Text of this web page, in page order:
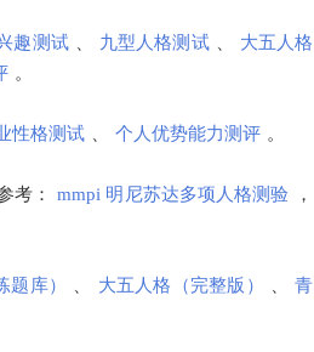
趣测试 九型人格测试
大五人格
。
性格测试 个人优势能力测评 。
考： mmpi 明尼苏达多项人格测验
，
题库） 大五人格（完整版）
青